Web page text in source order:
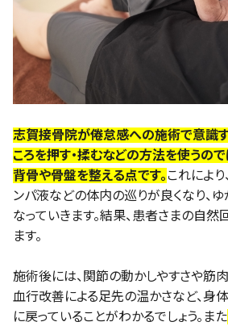
志賀接骨院が倦怠感への施術で意識す
ころを押す・揉むなどの方法を使うの
背骨や骨盤を整える点です。 これにより
ンパ液などの体内の巡りが良くなり、
なっていきます。結果、患者さまの自
ます。
施術後には、関節の動かしやすさや筋
血行改善による足先の温かさなど、身
に戻っていることがわかるでしょう。また